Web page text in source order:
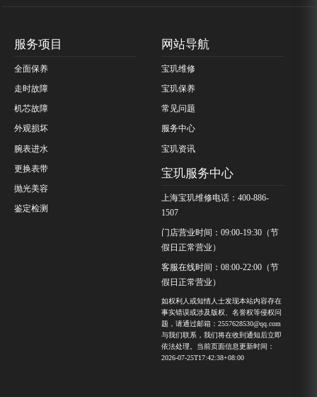
服务项目
全面保养
走时故障
机芯故障
外观损坏
腕表进水
更换表带
抛光美容
鉴定检测
网站导航
宝玑维修
宝玑保养
常见问题
服务中心
宝玑资讯
宝玑服务中心
上海宝玑维修电话：400-886-
1507
门店营业时间：09:00-19:30（节
假日正常营业）
客服在线时间：08:00-22:00（节
假日正常营业）
如权利人或知情人士发现本站内容存在
事实错误或涉及版权、名誉权等侵权问
题，请通过邮箱：2557628530@qq.com
与我们联系，我们将在收到通知后立即
依法处理。当前页面信息更新时间：
2026-07-25T17:42:38+08:00